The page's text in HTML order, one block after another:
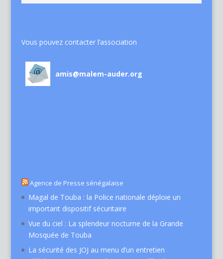
Vous pouvez contacter l’association
amis@malem-auder.org
Agence de Presse sénégalaise
Magal de Touba : la Police nationale déploie un
important dispositif sécuritaire
Vue du ciel : La splendeur nocturne de la Grande
Mosquée de Touba
La sécurité des JOJ au menu d’un entretien